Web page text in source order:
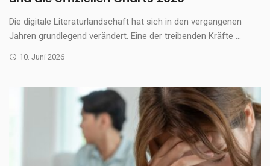
Die digitale Literaturlandschaft hat sich in den vergangenen
Jahren grundlegend verändert. Eine der treibenden Kräfte ...
10. Juni 2026